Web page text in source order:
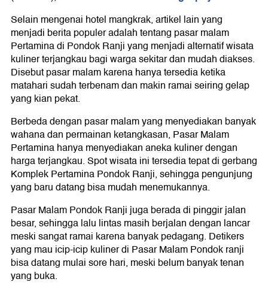
Selain mengenai hotel mangkrak, artikel lain yang
menjadi berita populer adalah tentang pasar malam
Pertamina di Pondok Ranji yang menjadi alternatif wisata
kuliner terjangkau bagi warga sekitar dan mudah diakses.
Disebut pasar malam karena hanya tersedia ketika
matahari sudah terbenam dan makin ramai seiring gelap
yang kian pekat.
Berbeda dengan pasar malam yang menyediakan banyak
wahana dan permainan ketangkasan, Pasar Malam
Pertamina hanya menyediakan aneka kuliner dengan
harga terjangkau. Spot wisata ini tersedia tepat di gerbang
Komplek Pertamina Pondok Ranji, sehingga pengunjung
yang baru datang bisa mudah menemukannya.
Pasar Malam Pondok Ranji juga berada di pinggir jalan
besar, sehingga lalu lintas masih berjalan dengan lancar
meski sangat ramai karena banyak pedagang. Detikers
yang mau icip-icip kuliner di Pasar Malam Pondok ranji
bisa datang mulai sore hari, meski belum banyak tenan
yang buka.